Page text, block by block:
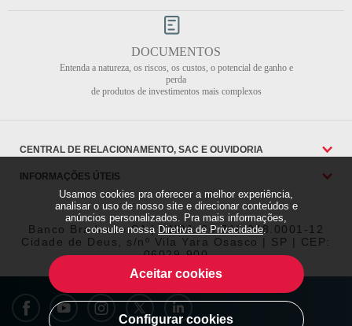
Usamos cookies pra oferecer a melhor experiência,
analisar o uso de nosso site e direcionar conteúdos e
anúncios personalizados. Pra mais informações,
consulte nossa Diretiva de Privacidade.
Configurar cookies
Aceitar cookies
DOCUMENTOS
Entenda a natureza, os riscos, os custos, o potencial de ganho e
perda
de produtos de investimentos mais complexos
CENTRAL DE RELACIONAMENTO, SAC E OUVIDORIA
INFORMAÇÕES ÚTEIS
Banco Bradesco SA | CNPJ: 60.746.948.0001-12
Cidade de Deus, s/nº Vila Yara Osasco | SP | CEP:
06029-900